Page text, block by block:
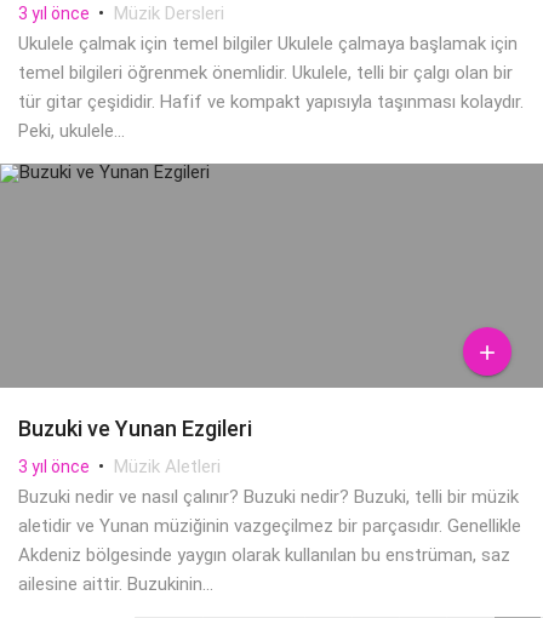
3 yıl önce • Müzik Dersleri
Ukulele çalmak için temel bilgiler Ukulele çalmaya başlamak için
temel bilgileri öğrenmek önemlidir. Ukulele, telli bir çalgı olan bir
tür gitar çeşididir. Hafif ve kompakt yapısıyla taşınması kolaydır.
Peki, ukulele...

Buzuki ve Yunan Ezgileri
3 yıl önce • Müzik Aletleri
Buzuki nedir ve nasıl çalınır? Buzuki nedir? Buzuki, telli bir müzik
aletidir ve Yunan müziğinin vazgeçilmez bir parçasıdır. Genellikle
Akdeniz bölgesinde yaygın olarak kullanılan bu enstrüman, saz
ailesine aittir. Buzukinin...